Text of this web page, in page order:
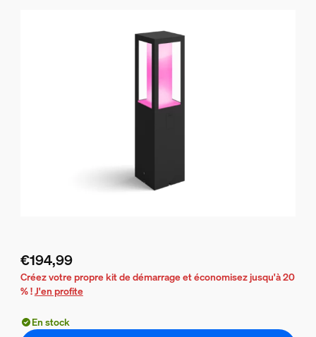
Le prix actuel est €194,99
€194,99
Créez votre propre kit de démarrage et économisez jusqu'à 20
% !J'en profite
En stock